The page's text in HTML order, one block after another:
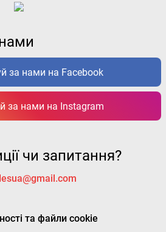
за нами на Facebook
за нами на Instagram
чи запитання?
та файли cookie